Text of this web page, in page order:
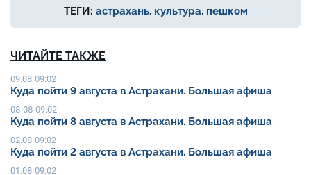
ТЕГИ: астрахань, культура, пешком
ЧИТАЙТЕ ТАКЖЕ
09.08 09:02
Куда пойти 9 августа в Астрахани. Большая афиша
08.08 09:02
Куда пойти 8 августа в Астрахани. Большая афиша
02.08 09:02
Куда пойти 2 августа в Астрахани. Большая афиша
01.08 09:02